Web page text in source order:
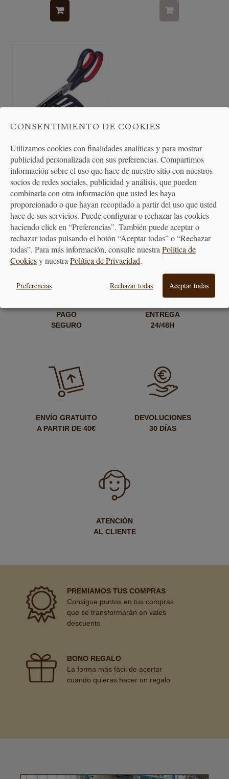
Tijeras para cortar Pizza con
pala para...
10,90 €
PAGO
SEGURO
ENTREGA
24/48H
ENVÍO GRATUITO
A PARTIR DE 40€
DEVOLUCIONES
30 DÍAS
ATENCIÓN
AL CLIENTE
PREMIAMOS TUS COMPRAS
Consigue puntos en tus compras
que se transformarán en vales
descuento
BONO REGALO
La forma más fácil de acertar
cuando quieras hacer un regalo
CONSENTIMIENTO DE COOKIES
Utilizamos cookies con finalidades analíticas y para mostrar
publicidad personalizada con sus preferencias. Compartimos
información sobre el uso que hace de nuestro sitio con nuestros
socios de redes sociales, publicidad y análisis, que pueden
combinarla con otra información que usted les haya
proporcionado o que hayan recopilado a partir del uso que usted
hace de sus servicios. Puede configurar o rechazar las cookies
haciendo click en “Preferencias”. También puede aceptar o
rechazar todas pulsando el botón “Aceptar todas” o “Rechazar
todas”. Para más información, consulte nuestraPolítica de
Cookiesy nuestraPolítica de Privacidad.
Preferencias Rechazar todas Aceptar todas